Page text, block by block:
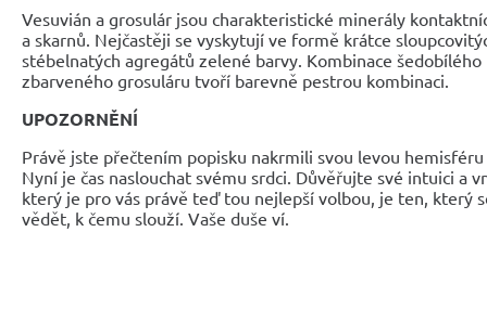
Vesuvián a grosulár jsou charakteristické minerály
a skarnů. Nejčastěji se vyskytují ve formě krátce
stébelnatých agregátů zelené barvy. Kombinace
zbarveného grosuláru tvoří barevně pestrou kombinaci.
UPOZORNĚNÍ
Právě jste přečtením popisku nakrmili svou levou
Nyní je čas naslouchat svému srdci. Důvěřujte své intuici a
který je pro vás právě teď tou nejlepší volbou, je ten, který
vědět, k čemu slouží. Vaše duše ví.